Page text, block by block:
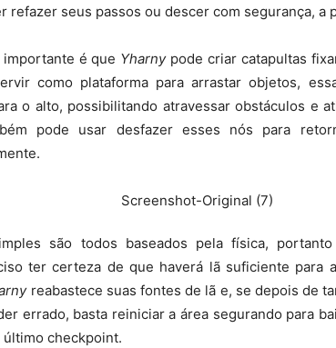
refazer seus passos ou descer com segurança, a
é que Yharnypode criar catapultas
como plataforma para arrastar objetos,
o alto, possibilitando atravessar obstáculos e
pode usar desfazer esses nós para
são todos baseados pela física,
ter certeza de que haverá lã suficiente para
reabastece suas fontes de lã e, se depois de
errado, basta reiniciar a área segurando para
checkpoint.